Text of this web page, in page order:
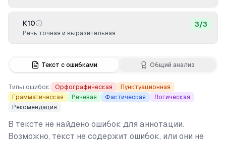
Текст с ошибками Общий анализ
Типы ошибок: Орфографическая
Пунктуационная
Грамматическая
Речевая Фактическая
Логическая
Рекомендация
В тексте не найдено ошибок для аннотации.
Возможно, текст не содержит ошибок, или они не
К10
Речь точная и выразительная.
3/3